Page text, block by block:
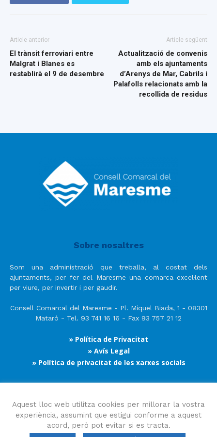
Article anterior
El trànsit ferroviari entre
Malgrat i Blanes es
restablirà el 9 de desembre
Article següent
Actualització de convenis
amb els ajuntaments
d’Arenys de Mar, Cabrils i
Palafolls relacionats amb la
recollida de residus
Sobre nosaltres
Som una administració que treballa, al costat dels
ajuntaments, per fer del Maresme una comarca excel·lent
per viure, per invertir i per gaudir.
Consell Comarcal del Maresme - Pl. Miquel Biada, 1 - 08301
Mataró - Tel. 93 741 16 16 - Fax 93 757 21 12
» Política de Privacitat
» Avís Legal
» Política de privacitat de les xarxes socials
Segueix-nos
Aquest lloc web utilitza cookies per millorar la vostra
experiència, assumint que estigui conforme a aquest
acord, però pot evitar si es tracta.